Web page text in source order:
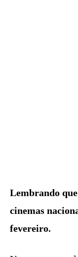
Lembrando que
cinemas
fevereiro.